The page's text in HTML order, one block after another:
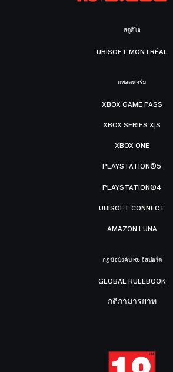
สตูดิโอ
UBISOFT MONTRÉAL
แพลตฟอร์ม
XBOX GAME PASS
XBOX SERIES X|S
XBOX ONE
PLAYSTATION®5
PLAYSTATION®4
UBISOFT CONNECT
AMAZON LUNA
กฎข้อบังคับ R6 อีสปอร์ต
GLOBAL RULEBOOK
กติกามารยาท